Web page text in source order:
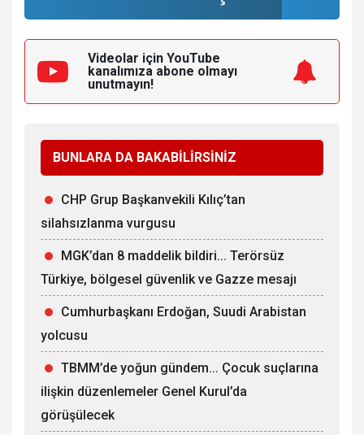
Videolar için YouTube
kanalımıza abone olmayı
unutmayın!
BUNLARA DA BAKABİLİRSİNİZ
CHP Grup Başkanvekili Kılıç’tan
silahsızlanma vurgusu
MGK’dan 8 maddelik bildiri... Terörsüz
Türkiye, bölgesel güvenlik ve Gazze mesajı
Cumhurbaşkanı Erdoğan, Suudi Arabistan
yolcusu
TBMM’de yoğun gündem... Çocuk suçlarına
ilişkin düzenlemeler Genel Kurul’da
görüşülecek